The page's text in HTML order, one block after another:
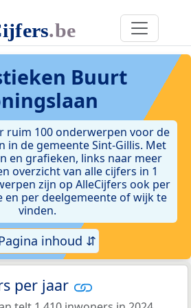
Buurt
ruim 100 onderwerpen voor de
in de gemeente Sint-Gillis. Met
en grafieken, links naar meer
overzicht van alle cijfers in 1
zijn op AlleCijfers ook per
en per deelgemeente of wijk te
vinden.
inhoud ⇵
per jaar